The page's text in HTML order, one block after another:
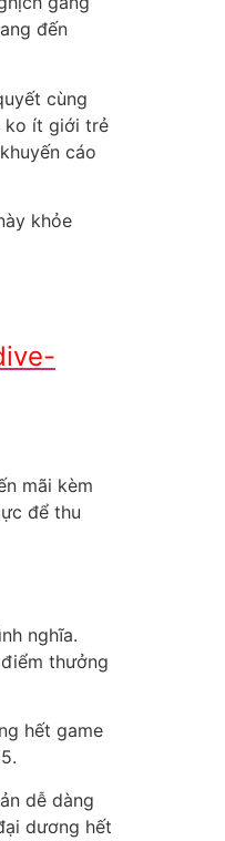
đến
cùng
ko ít giới trẻ
cáo
khỏe
mãi kèm
để thu
nghĩa.
thưởng
hết game
dễ dàng
dương hết